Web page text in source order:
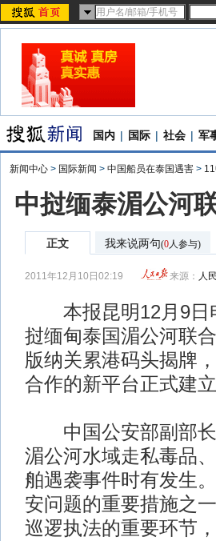
国内 | 国际 | 社会 | 军
新闻中心 > 国际新闻 > 中国船员在泰国遇害 >
中挝缅泰湄公河
正文 我来说两句(0人参与)
2011年12月10日02:19 来源： 人
本报昆明12月9日
挝缅甸泰国湄公河联
版纳关累港码头揭牌
合作的新平台正式建立
中国公安部副部长
湄公河水域走私毒品
舶遇袭事件时有发生
安问题的重要措施之
巡逻执法的重要环节